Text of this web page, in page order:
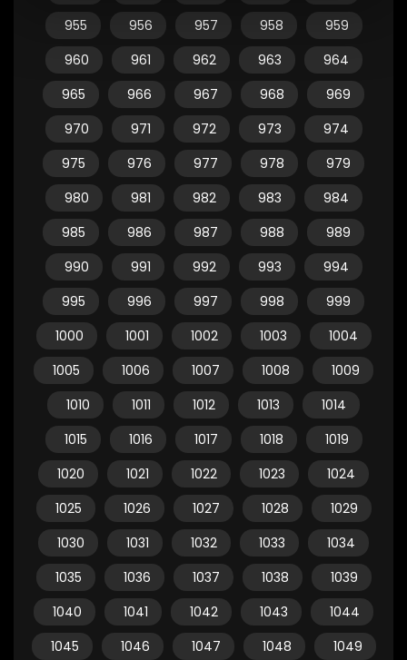
955
956 957 958
959
960
961 962 963
964
965
966 967 968
969
970
971 972 973
974
975
976 977 978
979
980
981 982 983
984
985
986 987 988
989
990
991 992 993
994
995
996 997 998
999
1000
1001 1002 1003
1004
1005
1006 1007 1008
1009
1010
1011 1012 1013
1014
1015
1016 1017 1018
1019
1020
1021 1022 1023
1024
1025
1026 1027 1028
1029
1030
1031 1032 1033
1034
1035
1036 1037 1038
1039
1040
1041 1042 1043
1044
1045
1046 1047 1048
1049